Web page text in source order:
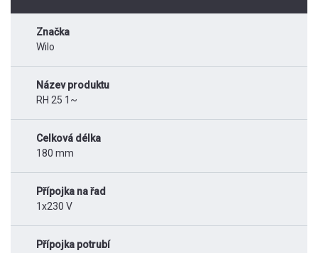
Značka
Wilo
Název produktu
RH 25 1~
Celková délka
180 mm
Přípojka na řad
1x230 V
Přípojka potrubí